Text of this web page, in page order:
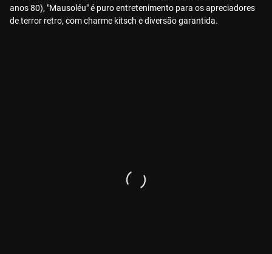
anos 80), "Mausoléu" é puro entretenimento para os apreciadores
de terror retro, com charme kitsch e diversão garantida.